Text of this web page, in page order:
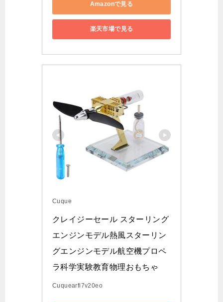
Amazonで見る
楽天市場で見る
Cuque
クレイジーセール スターリング
エンジンモデル熱風スターリン
グエンジンモデル航空機プロペ
ラ科学実験教育物理おもちゃ
Cuquearfi7v20eo